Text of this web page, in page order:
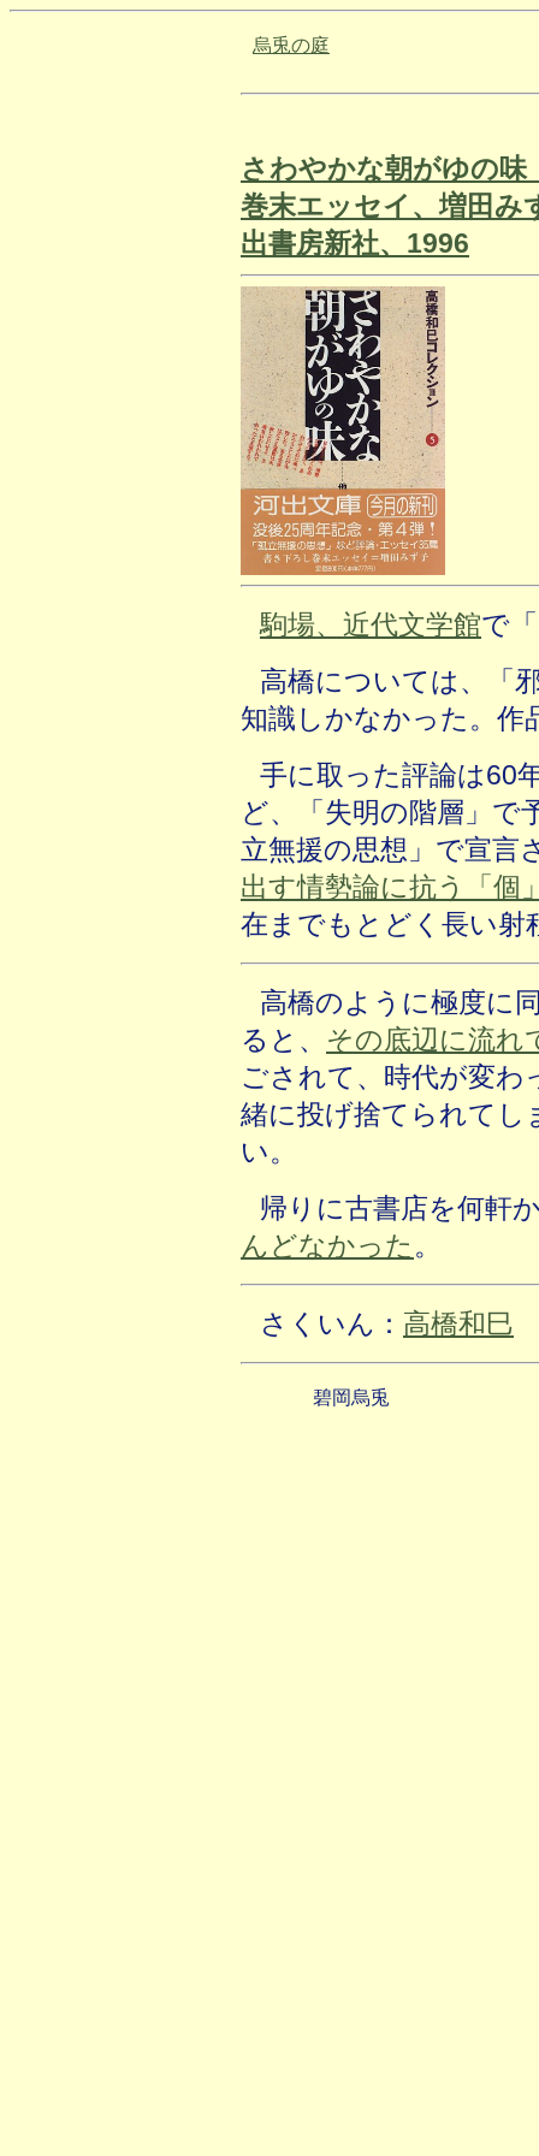
烏兎の庭
さわやかな朝がゆの
巻末エッセイ、増田み
出書房新社、1996
駒場、近代文学館で
高橋については、「
知識しかなかった。作
手に取った評論は60
ど、「失明の階層」で
立無援の思想」で宣言
出す情勢論に抗う「個
在までもとどく長い射
高橋のように極度に
ると、 その底辺に流れ
ごされて、時代が変
緒に投げ捨てられて
い。
帰りに古書店を何軒
んどなかった 。
さくいん： 高橋和巳
碧岡烏兎